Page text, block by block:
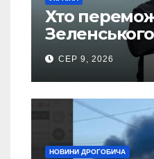
Хто
турі
України –
SOCIS
СЕР 9, 2026
НОВИНИ ДРОГОБИЧА